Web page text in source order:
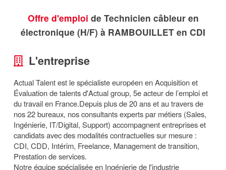
Offre d'emploi de Technicien câbleur en
électronique (H/F) à RAMBOUILLET en CDI
L'entreprise
Actual Talent est le spécialiste européen en Acquisition et
Évaluation de talents d'Actual group, 5e acteur de l’emploi et
du travail en France.Depuis plus de 20 ans et au travers de
nos 22 bureaux, nos consultants experts par métiers (Sales,
Ingénierie, IT/Digital, Support) accompagnent entreprises et
candidats avec des modalités contractuelles sur mesure :
CDI, CDD, Intérim, Freelance, Management de transition,
Prestation de services.
Notre équipe spécialisée en Ingénierie de l'industrie